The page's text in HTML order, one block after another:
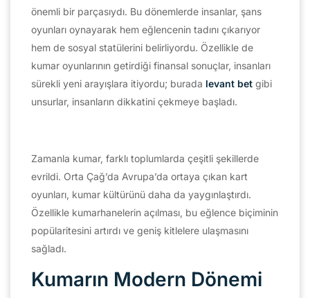
önemli bir parçasıydı. Bu dönemlerde insanlar, şans
oyunları oynayarak hem eğlencenin tadını çıkarıyor
hem de sosyal statülerini belirliyordu. Özellikle de
kumar oyunlarının getirdiği finansal sonuçlar, insanları
sürekli yeni arayışlara itiyordu; burada levant bet gibi
unsurlar, insanların dikkatini çekmeye başladı.
Zamanla kumar, farklı toplumlarda çeşitli şekillerde
evrildi. Orta Çağ’da Avrupa’da ortaya çıkan kart
oyunları, kumar kültürünü daha da yaygınlaştırdı.
Özellikle kumarhanelerin açılması, bu eğlence biçiminin
popülaritesini artırdı ve geniş kitlelere ulaşmasını
sağladı.
Kumarın Modern Dönemi